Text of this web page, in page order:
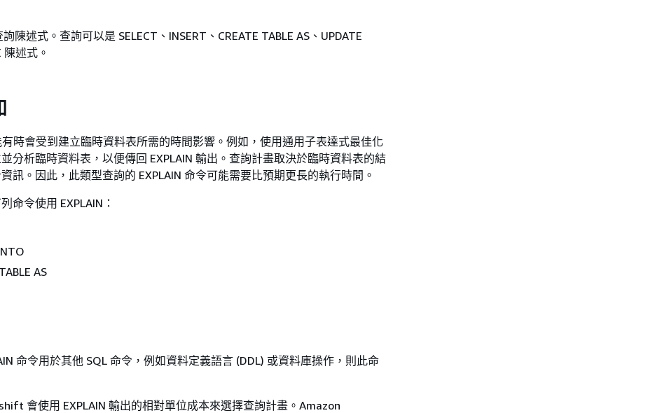
陳述式。查詢可以是 SELECT、INSERT、CREATE TABLE AS、UPDATE
陳述式。
有時會受到建立臨時資料表所需的時間影響。例如，使用通用子表達式最佳化
分析臨時資料表，以便傳回 EXPLAIN 輸出。查詢計畫取決於臨時資料表的結
訊。因此，此類型查詢的 EXPLAIN 命令可能需要比預期更長的執行時間。
命令使用 EXPLAIN：
AS
命令用於其他 SQL 命令，例如資料定義語言 (DDL) 或資料庫操作，則此命
會使用 EXPLAIN 輸出的相對單位成本來選擇查詢計畫。Amazon